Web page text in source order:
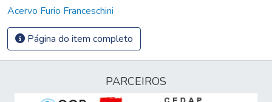
Acervo Furio Franceschini
Página do item completo
PARCEIROS